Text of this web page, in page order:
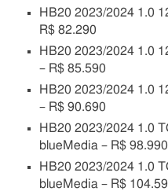
HB20 2023/2024 1.0
R$ 82.290
HB20 2023/2024 1.0
– R$ 85.590
HB20 2023/2024 1.0
– R$ 90.690
HB20 2023/2024 1.0
blueMedia – R$ 98.990
HB20 2023/2024 1.0
blueMedia – R$